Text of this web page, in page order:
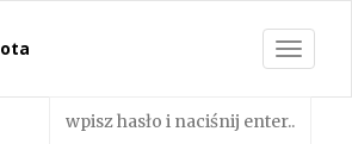
Toggle